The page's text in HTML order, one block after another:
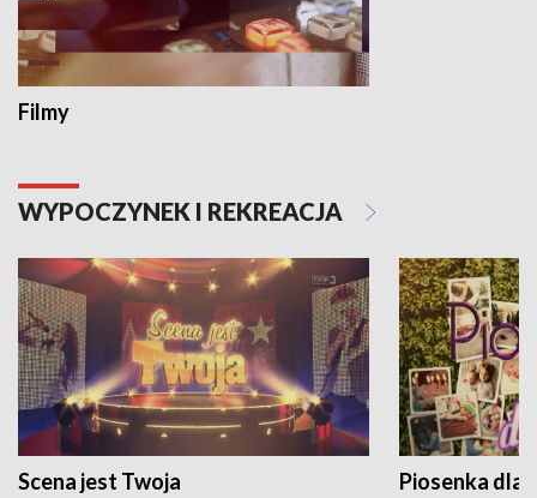
Filmy
WYPOCZYNEK I REKREACJA
Scena jest Twoja Piosenka dla